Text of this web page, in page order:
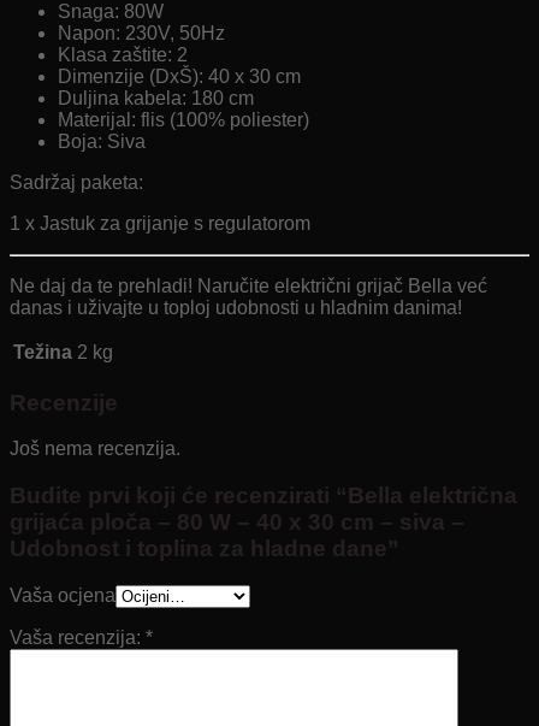
Snaga: 80W
Napon: 230V, 50Hz
Klasa zaštite: 2
Dimenzije (DxŠ): 40 x 30 cm
Duljina kabela: 180 cm
Materijal: flis (100% poliester)
Boja: Siva
Sadržaj paketa:
1 x Jastuk za grijanje s regulatorom
Ne daj da te prehladi! Naručite električni grijač Bella već
danas i uživajte u toploj udobnosti u hladnim danima!
Težina 2 kg
Recenzije
Još nema recenzija.
Budite prvi koji će recenzirati “Bella električna
grijaća ploča – 80 W – 40 x 30 cm – siva –
Udobnost i toplina za hladne dane”
Vaša ocjena
Vaša recenzija: *